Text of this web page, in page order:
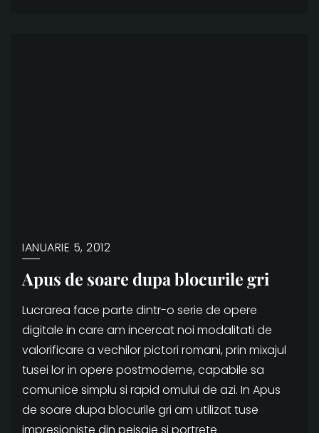
IANUARIE 5, 2012
Apus de soare dupa blocurile gri
Lucrarea face parte dintr-o serie de opere
digitale in care am incercat noi modalitati de
valorificare a vechilor pictori romani, prin mixajul
tusei lor in opere postmoderne, capabile sa
comunice simplu si rapid omului de azi. In Apus
de soare dupa blocurile gri am utilizat tuse